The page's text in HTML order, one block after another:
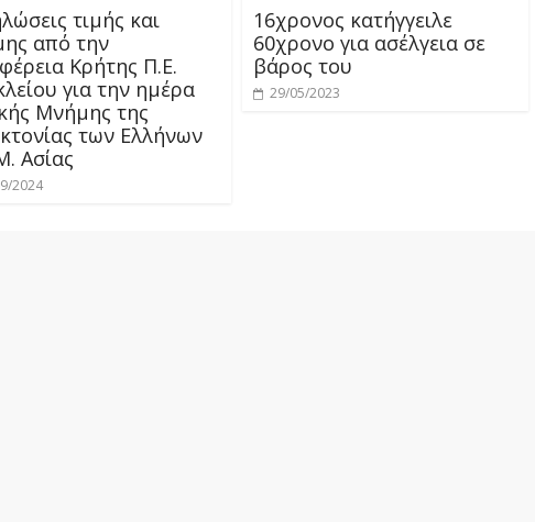
τιμής και
από την
Κρήτης Π.Ε.
για την ημέρα
Μνήμης της
των Ελλήνων
Ασίας
2024
16χρονος κατήγγειλε
60χρονο για ασέλγεια σε
βάρος του
29/05/2023